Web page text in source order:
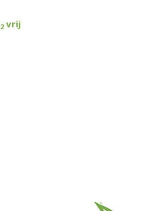
2vrij